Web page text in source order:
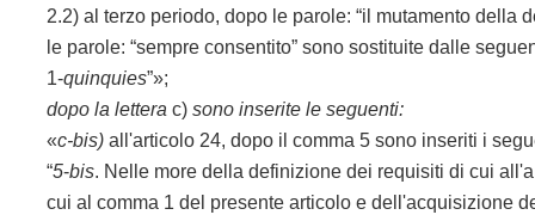
2.2) al terzo periodo, dopo le parole: “il mutamento della
le parole: “sempre consentito” sono sostituite dalle
1-quinquies”»;
dopo la lettera c)sono inserite le seguenti:
«c-bis) all'articolo 24, dopo il comma 5 sono inseriti i
“5-bis. Nelle more della definizione dei requisiti di cui
cui al comma 1 del presente articolo e dell'acquisizione